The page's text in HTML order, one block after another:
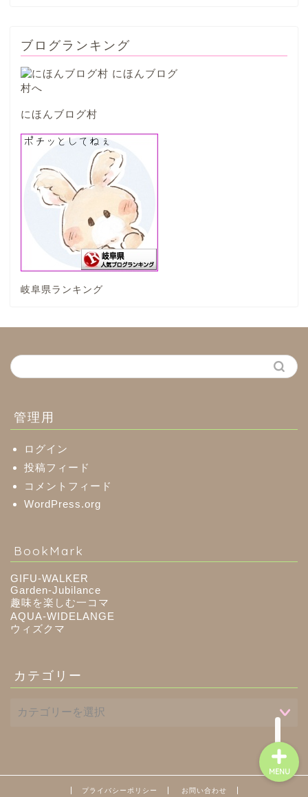
ブログランキング
にほんブログ村
岐阜県ランキング
管理用
ログイン
投稿フィード
コメントフィード
WordPress.org
BookMark
GIFU-WALKER
Garden-Jubilance
趣味を楽しむ一コマ
AQUA-WIDELANGE
ウィズクマ
カテゴリー
プライバシーポリシー お問い合わせ
MENU
川辺町